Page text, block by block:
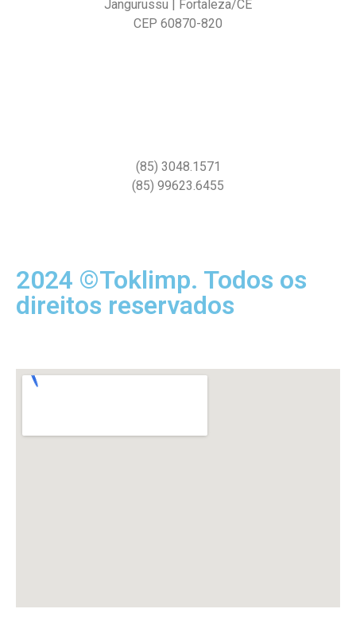
Jangurussu | Fortaleza/CE
CEP 60870-820
(85) 3048.1571
(85) 99623.6455
2024 ©Toklimp. Todos os
direitos reservados